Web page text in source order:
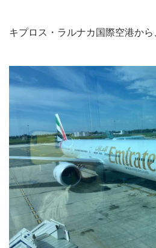
キプロス・ラルナカ国際空港から